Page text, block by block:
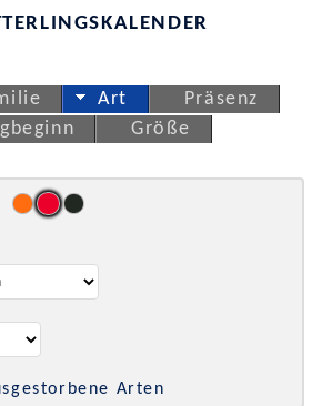
Art
Präsenz
Größe
Arten